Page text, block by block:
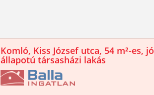
Komló, Kiss József utca, 54 m²-es, jó
állapotú társasházi lakás